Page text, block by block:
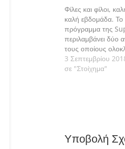
Φίλες και φίλοι,
καλή εβδομάδα. Το
πρόγραμμα της
περιλαμβάνει δύο
τους οποίους
2η αγωνιστική.
τις εκτιμήσεις μας
3 Σεπτεμβρίου
σε "Στοίχημα"
Υποβολή